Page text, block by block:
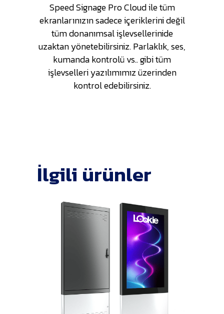
Speed Signage Pro Cloud ile tüm
ekranlarınızın sadece içeriklerini değil
tüm donanımsal işlevsellerinide
uzaktan yönetebilirsiniz. Parlaklık, ses,
kumanda kontrolü vs.. gibi tüm
işlevselleri yazılımımız üzerinden
kontrol edebilirsiniz.
İlgili ürünler